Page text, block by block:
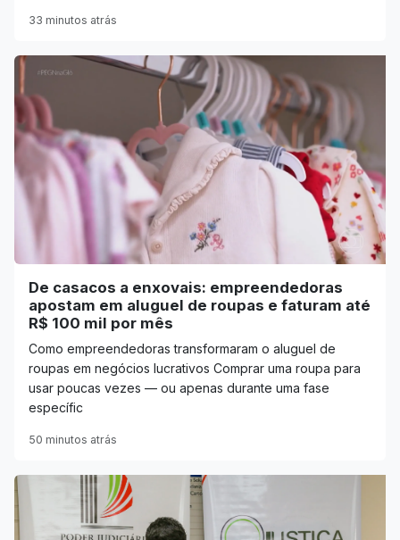
33 minutos atrás
De casacos a enxovais: empreendedoras
apostam em aluguel de roupas e faturam até
R$ 100 mil por mês
Como empreendedoras transformaram o aluguel de
roupas em negócios lucrativos Comprar uma roupa para
usar poucas vezes — ou apenas durante uma fase
específic
50 minutos atrás